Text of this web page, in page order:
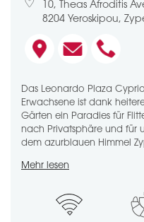
10, Theas Afroditis
8204 Yeroskipou,
Das Leonardo Plaza
Erwachsene ist dank
Gärten ein Paradies für
nach Privatsphäre und für
dem azurblauen Himmel
Mehr lesen